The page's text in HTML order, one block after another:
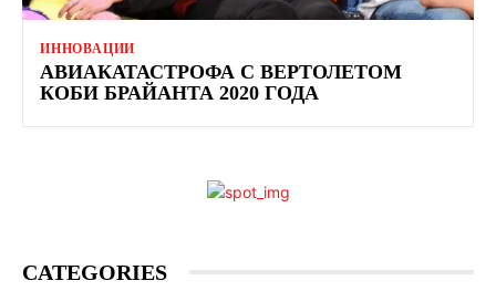
ИННОВАЦИИ
АВИАКАТАСТРОФА С ВЕРТОЛЕТОМ
КОБИ БРАЙАНТА 2020 ГОДА
CATEGORIES